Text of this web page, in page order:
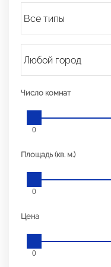
Число комнат
0
Площадь (кв. м.)
0
Цена
0